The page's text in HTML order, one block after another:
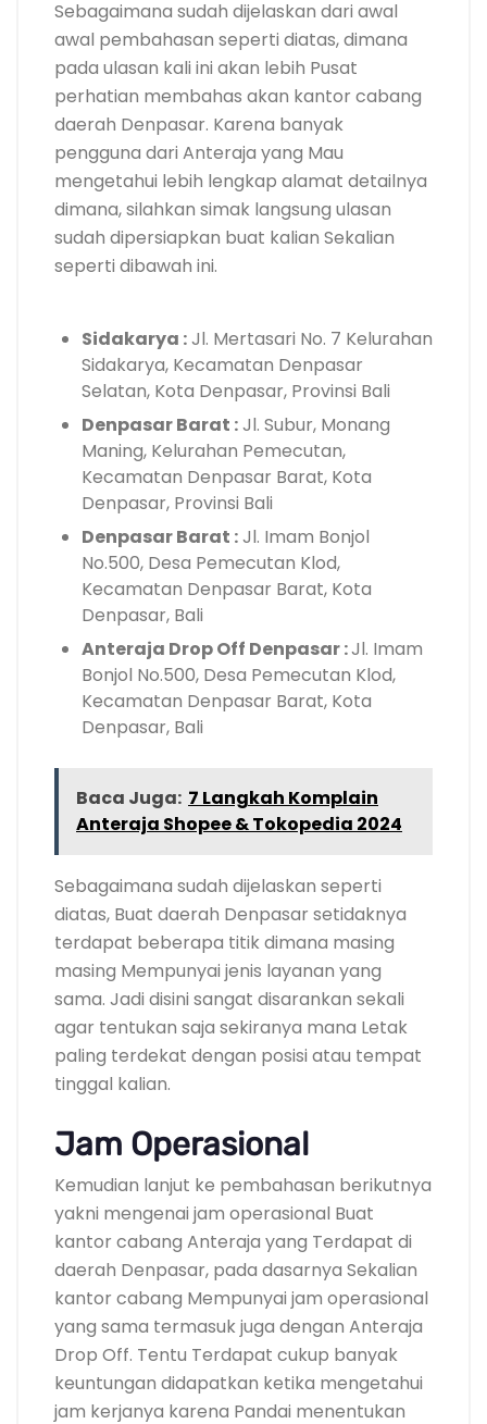
Sebagaimana sudah dijelaskan dari awal
awal pembahasan seperti diatas, dimana
pada ulasan kali ini akan lebih Pusat
perhatian membahas akan kantor cabang
daerah Denpasar. Karena banyak
pengguna dari Anteraja yang Mau
mengetahui lebih lengkap alamat detailnya
dimana, silahkan simak langsung ulasan
sudah dipersiapkan buat kalian Sekalian
seperti dibawah ini.
Sidakarya :Jl. Mertasari No. 7 Kelurahan
Sidakarya, Kecamatan Denpasar
Selatan, Kota Denpasar, Provinsi Bali
Denpasar Barat :Jl. Subur, Monang
Maning, Kelurahan Pemecutan,
Kecamatan Denpasar Barat, Kota
Denpasar, Provinsi Bali
Denpasar Barat :Jl. Imam Bonjol
No.500, Desa Pemecutan Klod,
Kecamatan Denpasar Barat, Kota
Denpasar, Bali
Anteraja Drop Off Denpasar :Jl. Imam
Bonjol No.500, Desa Pemecutan Klod,
Kecamatan Denpasar Barat, Kota
Denpasar, Bali
Baca Juga: 7 Langkah Komplain
Anteraja Shopee & Tokopedia 2024
Sebagaimana sudah dijelaskan seperti
diatas, Buat daerah Denpasar setidaknya
terdapat beberapa titik dimana masing
masing Mempunyai jenis layanan yang
sama. Jadi disini sangat disarankan sekali
agar tentukan saja sekiranya mana Letak
paling terdekat dengan posisi atau tempat
tinggal kalian.
Jam Operasional
Kemudian lanjut ke pembahasan berikutnya
yakni mengenai jam operasional Buat
kantor cabang Anteraja yang Terdapat di
daerah Denpasar, pada dasarnya Sekalian
kantor cabang Mempunyai jam operasional
yang sama termasuk juga dengan Anteraja
Drop Off. Tentu Terdapat cukup banyak
keuntungan didapatkan ketika mengetahui
jam kerjanya karena Pandai menentukan